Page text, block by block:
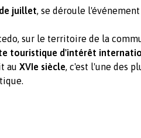
juillet, se déroule
sur le territoire de la
touristique d'intérêt
au XVIe siècle, c'est l'une des